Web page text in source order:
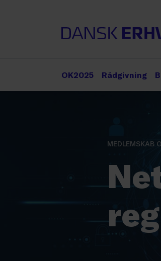
OK2025 Rådgivning
MEDLEMSKAB